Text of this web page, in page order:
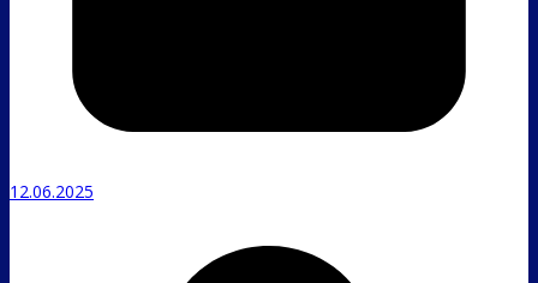
12.06.2025